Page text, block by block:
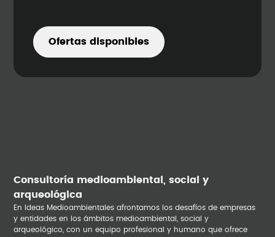
Ofertas disponibles
Consultoría medioambiental, social y
arqueológica
En Ideas Medioambientales afrontamos los desafíos de empresas
y entidades en los ámbitos medioambiental, social y
arqueológico, con un equipo profesional y humano que ofrece